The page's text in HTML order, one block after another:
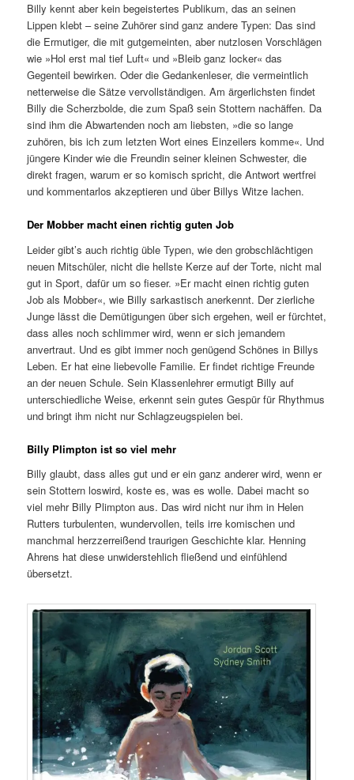
Billy kennt aber kein begeistertes Publikum, das an seinen
Lippen klebt – seine Zuhörer sind ganz andere Typen: Das sind
die Ermutiger, die mit gutgemeinten, aber nutzlosen Vorschlägen
wie »Hol erst mal tief Luft« und »Bleib ganz locker« das
Gegenteil bewirken. Oder die Gedankenleser, die vermeintlich
netterweise die Sätze vervollständigen. Am ärgerlichsten findet
Billy die Scherzbolde, die zum Spaß sein Stottern nachäffen. Da
sind ihm die Abwartenden noch am liebsten, »die so lange
zuhören, bis ich zum letzten Wort eines Einzeilers komme«. Und
jüngere Kinder wie die Freundin seiner kleinen Schwester, die
direkt fragen, warum er so komisch spricht, die Antwort wertfrei
und kommentarlos akzeptieren und über Billys Witze lachen.
Der Mobber macht einen richtig guten Job
Leider gibt’s auch richtig üble Typen, wie den grobschlächtigen
neuen Mitschüler, nicht die hellste Kerze auf der Torte, nicht mal
gut in Sport, dafür um so fieser. »Er macht einen richtig guten
Job als Mobber«, wie Billy sarkastisch anerkennt. Der zierliche
Junge lässt die Demütigungen über sich ergehen, weil er fürchtet,
dass alles noch schlimmer wird, wenn er sich jemandem
anvertraut. Und es gibt immer noch genügend Schönes in Billys
Leben. Er hat eine liebevolle Familie. Er findet richtige Freunde
an der neuen Schule. Sein Klassenlehrer ermutigt Billy auf
unterschiedliche Weise, erkennt sein gutes Gespür für Rhythmus
und bringt ihm nicht nur Schlagzeugspielen bei.
Billy Plimpton ist so viel mehr
Billy glaubt, dass alles gut und er ein ganz anderer wird, wenn er
sein Stottern loswird, koste es, was es wolle. Dabei macht so
viel mehr Billy Plimpton aus. Das wird nicht nur ihm in Helen
Rutters turbulenten, wundervollen, teils irre komischen und
manchmal herzzerreißend traurigen Geschichte klar. Henning
Ahrens hat diese unwiderstehlich fließend und einfühlend
übersetzt.